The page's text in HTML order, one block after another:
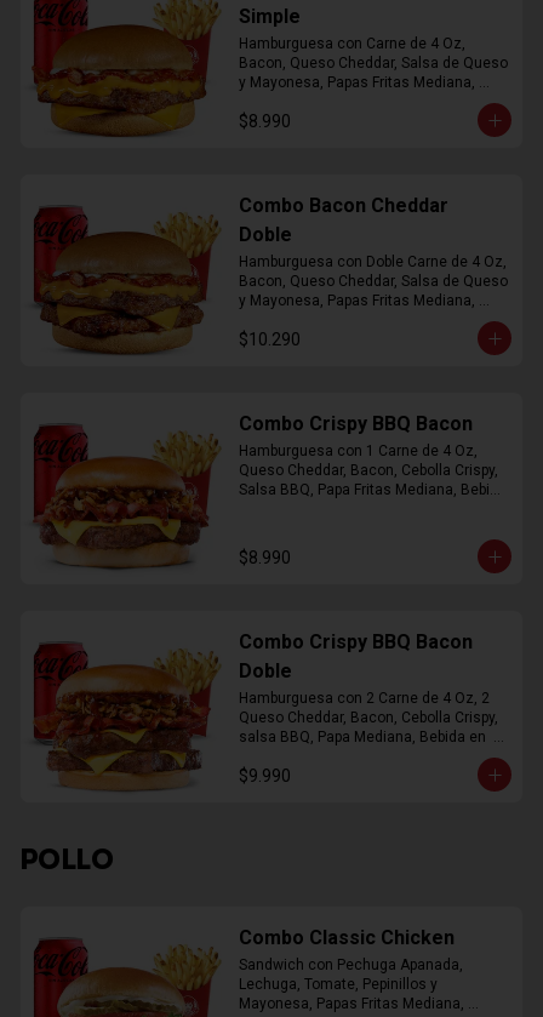
Simple
Hamburguesa con Carne de 4 Oz,
Bacon, Queso Cheddar, Salsa de Queso
y Mayonesa, Papas Fritas Mediana,
$8.990
Combo Bacon Cheddar
Doble
Hamburguesa con Doble Carne de 4 Oz,
Bacon, Queso Cheddar, Salsa de Queso
y Mayonesa, Papas Fritas Mediana,
$10.290
Combo Crispy BBQ Bacon
Hamburguesa con 1 Carne de 4 Oz,
Queso Cheddar, Bacon, Cebolla Crispy,
Salsa BBQ, Papa Fritas Mediana, Bebida
$8.990
Combo Crispy BBQ Bacon
Doble
Hamburguesa con 2 Carne de 4 Oz, 2
Queso Cheddar, Bacon, Cebolla Crispy,
salsa BBQ, Papa Mediana, Bebida en
$9.990
POLLO
Combo Classic Chicken
Sandwich con Pechuga Apanada,
Lechuga, Tomate, Pepinillos y
Mayonesa, Papas Fritas Mediana,